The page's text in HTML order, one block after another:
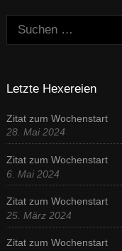
Suchen:
Letzte Hexereien
Zitat zum Wochenstart
28. Mai 2024
Zitat zum Wochenstart
6. Mai 2024
Zitat zum Wochenstart
25. März 2024
Zitat zum Wochenstart